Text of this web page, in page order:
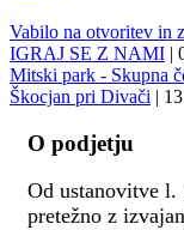
Vabilo na otvoritev in
IGRAJ SE Z NAMI |
Mitski park - Skupna
Škocjan pri Divači |
O podjetju
Od ustanovitve l.
pretežno z